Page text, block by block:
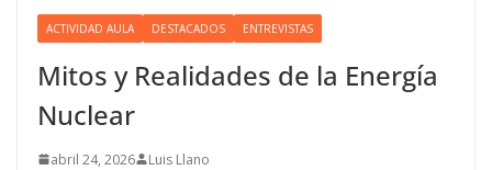
ACTIVIDAD AULA DESTACADOS ENTREVISTAS
Mitos y Realidades de la Energía
Nuclear
abril 24, 2026 Luis Llano